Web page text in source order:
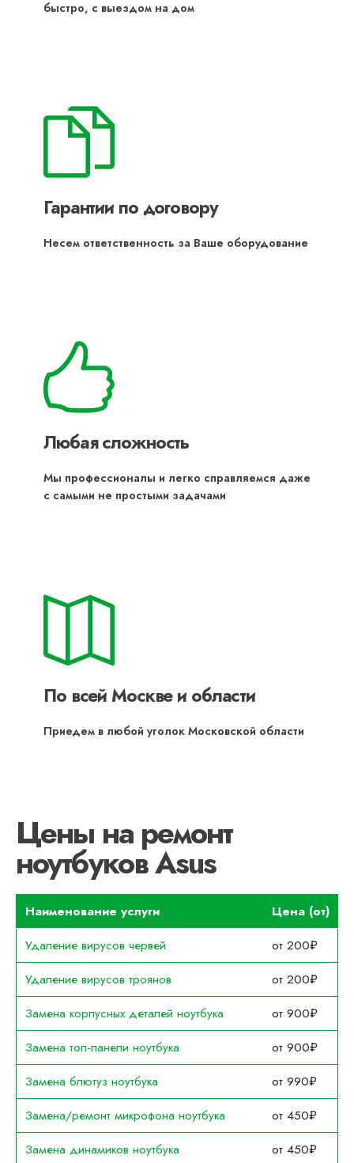
быстро, с выездом на дом
Гарантии по договору
Несем ответственность за Ваше оборудование
Любая сложность
Мы профессионалы и легко справляемся даже
с самыми не простыми задачами
По всей Москве и области
Приедем в любой уголок Московской области
Цены на ремонт
ноутбуков Asus
Наименование услуги
Цена (от)
Удаление вирусов червей
от 200₽
Удаление вирусов троянов
от 200₽
Замена корпусных деталей ноутбука
от 900₽
Замена топ-панели ноутбука
от 900₽
Замена блютуз ноутбука
от 990₽
Замена/ремонт микрофона ноутбука
от 450₽
Замена динамиков ноутбука
от 450₽